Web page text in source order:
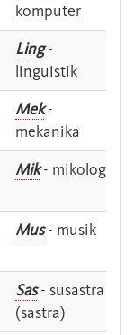
komputer
Ling-
linguistik
Mek-
mekanika
Mik- mikologi
Mus- musik
Sas- susastra -
(sastra)